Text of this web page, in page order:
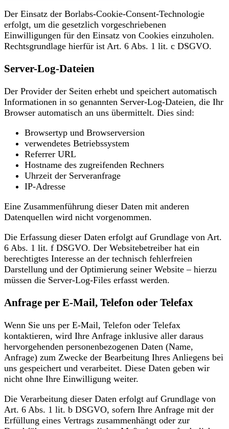
Der Einsatz der Borlabs-Cookie-Consent-Technologie
erfolgt, um die gesetzlich vorgeschriebenen
Einwilligungen für den Einsatz von Cookies einzuholen.
Rechtsgrundlage hierfür ist Art. 6 Abs. 1 lit. c DSGVO.
Server-Log-Dateien
Der Provider der Seiten erhebt und speichert automatisch
Informationen in so genannten Server-Log-Dateien, die Ihr
Browser automatisch an uns übermittelt. Dies sind:
Browsertyp und Browserversion
verwendetes Betriebssystem
Referrer URL
Hostname des zugreifenden Rechners
Uhrzeit der Serveranfrage
IP-Adresse
Eine Zusammenführung dieser Daten mit anderen
Datenquellen wird nicht vorgenommen.
Die Erfassung dieser Daten erfolgt auf Grundlage von Art.
6 Abs. 1 lit. f DSGVO. Der Websitebetreiber hat ein
berechtigtes Interesse an der technisch fehlerfreien
Darstellung und der Optimierung seiner Website – hierzu
müssen die Server-Log-Files erfasst werden.
Anfrage per E-Mail, Telefon oder Telefax
Wenn Sie uns per E-Mail, Telefon oder Telefax
kontaktieren, wird Ihre Anfrage inklusive aller daraus
hervorgehenden personenbezogenen Daten (Name,
Anfrage) zum Zwecke der Bearbeitung Ihres Anliegens bei
uns gespeichert und verarbeitet. Diese Daten geben wir
nicht ohne Ihre Einwilligung weiter.
Die Verarbeitung dieser Daten erfolgt auf Grundlage von
Art. 6 Abs. 1 lit. b DSGVO, sofern Ihre Anfrage mit der
Erfüllung eines Vertrags zusammenhängt oder zur